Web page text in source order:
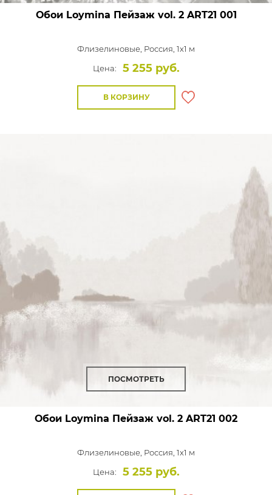
Обои Loymina Пейзаж vol. 2ART21 001
Флизелиновые, Россия, 1x1 м
Цена:
5 255 руб.
В КОРЗИНУ
ПОСМОТРЕТЬ
Обои Loymina Пейзаж vol. 2 ART21 002
Флизелиновые, Россия, 1x1 м
Цена:
5 255 руб.